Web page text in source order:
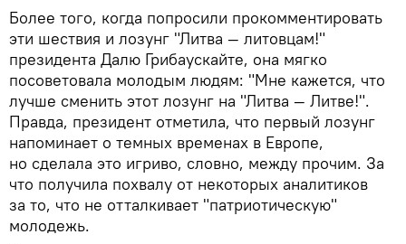
Более того, когда попросили прокомментировать
эти шествия и лозунг "Литва — литовцам!"
президента Далю Грибаускайте, она мягко
посоветовала молодым людям: "Мне кажется, что
лучше сменить этот лозунг на "Литва — Литве!".
Правда, президент отметила, что первый лозунг
напоминает о темных временах в Европе,
но сделала это игриво, словно, между прочим. За
что получила похвалу от некоторых аналитиков
за то, что не отталкивает "патриотическую"
молодежь.